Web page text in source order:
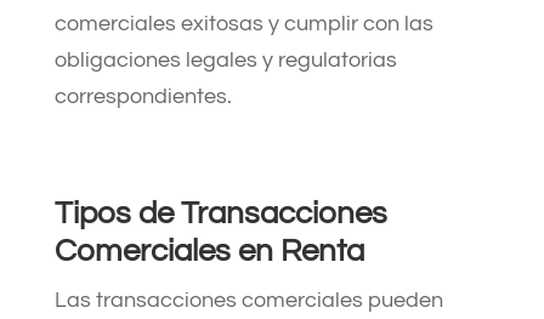
comerciales exitosas y cumplir con las
obligaciones legales y regulatorias
correspondientes.
Tipos de Transacciones
Comerciales en Renta
Las transacciones comerciales pueden